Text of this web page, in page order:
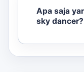
Apa saja
sky dancer?